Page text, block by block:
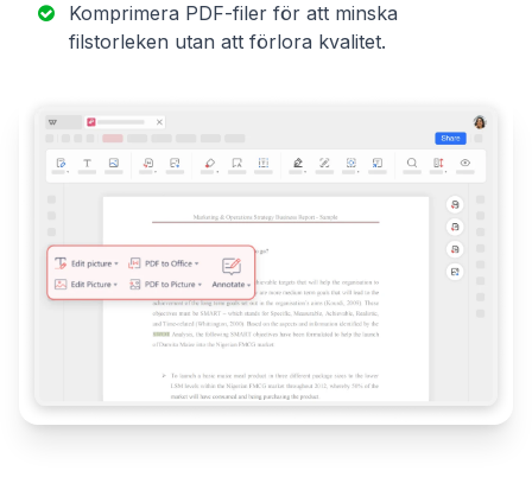
Komprimera PDF-filer för att minska
filstorleken utan att förlora kvalitet.